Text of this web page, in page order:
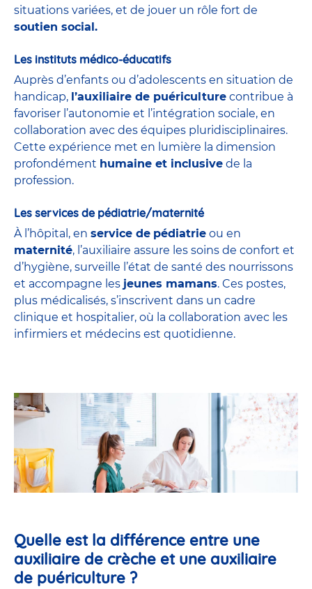
situations variées, et de jouer un rôle fort de
soutien social.
Les instituts médico-éducatifs
Auprès d’enfants ou d’adolescents en situation de
handicap, l’auxiliaire de puériculture contribue à
favoriser l’autonomie et l’intégration sociale, en
collaboration avec des équipes pluridisciplinaires.
Cette expérience met en lumière la dimension
profondément humaine et inclusive de la
profession.
Les services de pédiatrie/maternité
À l’hôpital, en service de pédiatrie ou en
maternité, l’auxiliaire assure les soins de confort et
d’hygiène, surveille l’état de santé des nourrissons
et accompagne les jeunes mamans. Ces postes,
plus médicalisés, s’inscrivent dans un cadre
clinique et hospitalier, où la collaboration avec les
infirmiers et médecins est quotidienne.
Quelle est la différence entre une
auxiliaire de crèche et une auxiliaire
de puériculture ?